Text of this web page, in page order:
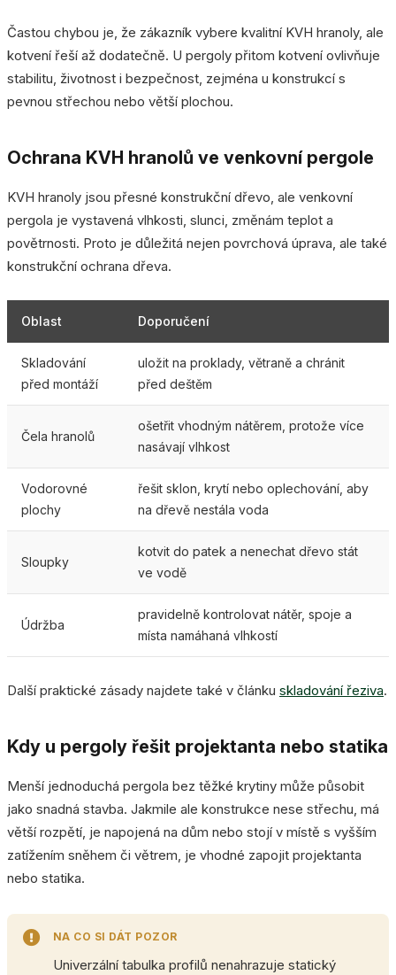
Častou chybou je, že zákazník vybere kvalitní KVH hranoly, ale
kotvení řeší až dodatečně. U pergoly přitom kotvení ovlivňuje
stabilitu, životnost i bezpečnost, zejména u konstrukcí s
pevnou střechou nebo větší plochou.
Ochrana KVH hranolů ve venkovní pergole
KVH hranoly jsou přesné konstrukční dřevo, ale venkovní
pergola je vystavená vlhkosti, slunci, změnám teplot a
povětrnosti. Proto je důležitá nejen povrchová úprava, ale také
konstrukční ochrana dřeva.
Oblast Doporučení
Skladování
před montáží
uložit na proklady, větraně a chránit
před deštěm
Čela hranolů
ošetřit vhodným nátěrem, protože více
nasávají vlhkost
Vodorovné
plochy
řešit sklon, krytí nebo oplechování, aby
na dřevě nestála voda
Sloupky
kotvit do patek a nenechat dřevo stát
ve vodě
Údržba
pravidelně kontrolovat nátěr, spoje a
místa namáhaná vlhkostí
Další praktické zásady najdete také v článku skladování řeziva.
Kdy u pergoly řešit projektanta nebo statika
Menší jednoduchá pergola bez těžké krytiny může působit
jako snadná stavba. Jakmile ale konstrukce nese střechu, má
větší rozpětí, je napojená na dům nebo stojí v místě s vyšším
zatížením sněhem či větrem, je vhodné zapojit projektanta
nebo statika.
NA CO SI DÁT POZOR
Univerzální tabulka profilů nenahrazuje statický